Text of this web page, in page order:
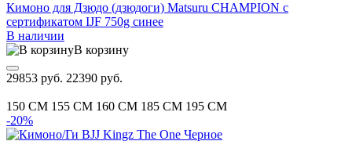
Кимоно для Дзюдо (дзюдоги) Matsuru CHAMPION с
сертификатом IJF 750g синее
В наличии
В корзину
29853 руб. 22390 руб.
150 CM 155 CM 160 CM 185 CM 195 CM
-20%